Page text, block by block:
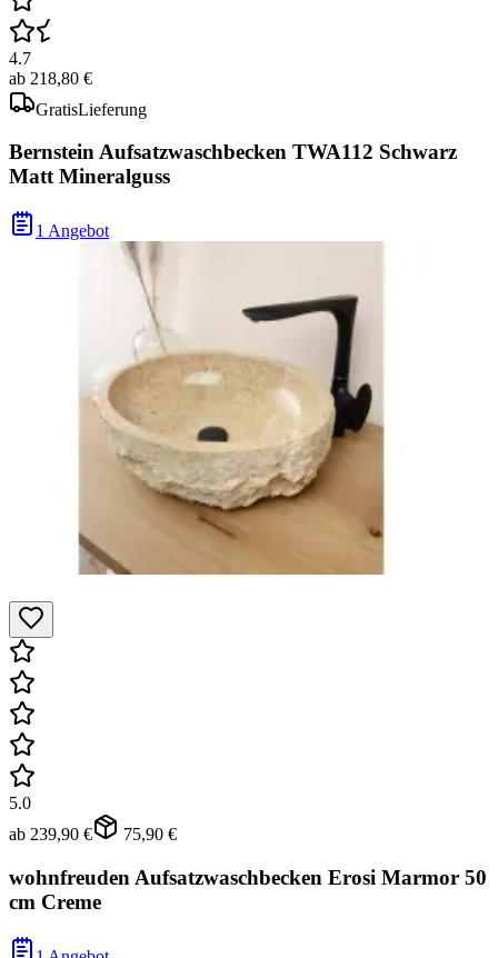
4.7
ab 218,80 €
GratisLieferung
Bernstein Aufsatzwaschbecken TWA112 Schwarz
Matt Mineralguss
1 Angebot
5.0
ab 239,90 € 75,90 €
wohnfreuden Aufsatzwaschbecken Erosi Marmor 50
cm Creme